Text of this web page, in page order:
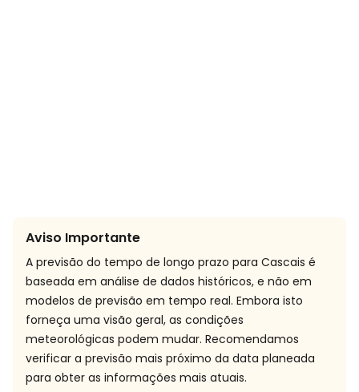
Aviso Importante
A previsão do tempo de longo prazo para Cascais é
baseada em análise de dados históricos, e não em
modelos de previsão em tempo real. Embora isto
forneça uma visão geral, as condições
meteorológicas podem mudar. Recomendamos
verificar a previsão mais próximo da data planeada
para obter as informações mais atuais.